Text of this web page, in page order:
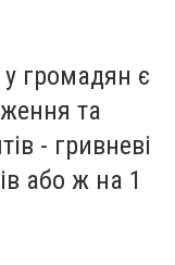
у громадян є
та
- гривневі
або ж на 1